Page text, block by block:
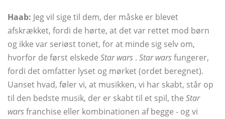
Haab: Jeg vil sige til dem, der måske er blevet
afskrækket, fordi de hørte, at det var rettet mod børn
og ikke var seriøst tonet, for at minde sig selv om,
hvorfor de først elskede Star wars . Star warsfungerer,
fordi det omfatter lyset og mørket (ordet beregnet).
Uanset hvad, føler vi, at musikken, vi har skabt, står op
til den bedste musik, der er skabt til et spil, the Star
warsfranchise eller kombinationen af ​​begge - og vi